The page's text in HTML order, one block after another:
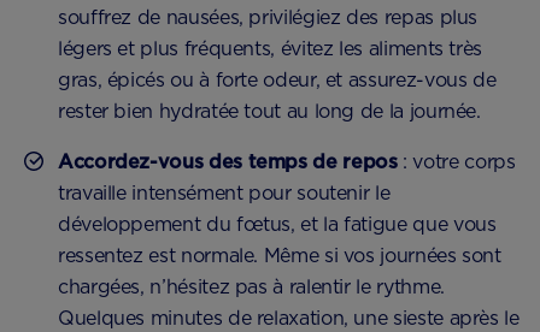
souffrez de nausées, privilégiez des repas plus
légers et plus fréquents, évitez les aliments très
gras, épicés ou à forte odeur, et assurez-vous de
rester bien hydratée tout au long de la journée.
Accordez-vous des temps de repos: votre corps
travaille intensément pour soutenir le
développement du fœtus, et la fatigue que vous
ressentez est normale. Même si vos journées sont
chargées, n’hésitez pas à ralentir le rythme.
Quelques minutes de relaxation, une sieste après le